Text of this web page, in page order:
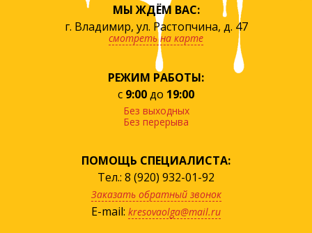
МЫ ЖДЁМ ВАС:
г. Владимир, ул. Растопчина, д. 47
смотреть на карте
РЕЖИМ РАБОТЫ:
с 9:00до 19:00
Без выходных
Без перерыва
ПОМОЩЬ СПЕЦИАЛИСТА:
Тел.: 8 (920) 932-01-92
Заказать обратный звонок
E-mail: kresovaolga@mail.ru